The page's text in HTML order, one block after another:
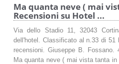
Ma quanta neve ( mai
Recensioni su Hotel ...
Via dello Stadio 11, 32043
dell'hotel. Classificato al n.33 di 51
recensioni. Giuseppe B. Fossano.
Ma quanta neve ( mai vista tanta in